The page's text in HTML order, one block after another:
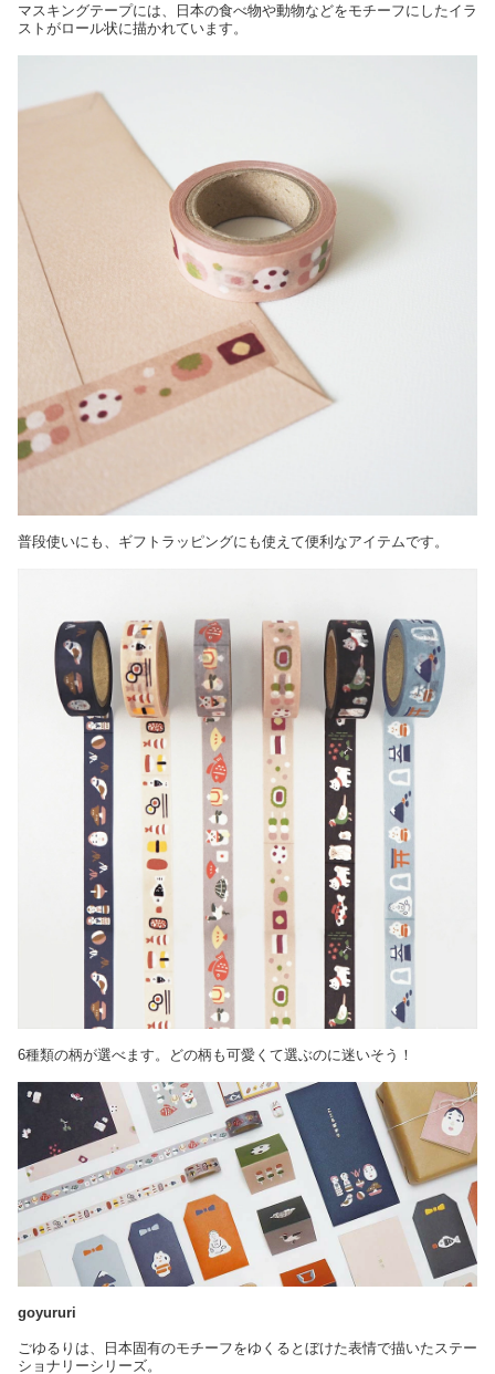
マスキングテープには、日本の食べ物や動物などをモチーフにしたイラ
ストがロール状に描かれています。
普段使いにも、ギフトラッピングにも使えて便利なアイテムです。
6種類の柄が選べます。どの柄も可愛くて選ぶのに迷いそう！
goyururi
ごゆるりは、日本固有のモチーフをゆくるとぼけた表情で描いたステー
ショナリーシリーズ。